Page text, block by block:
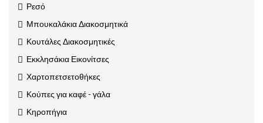
Ρεσό
Μπουκαλάκια Διακοσμητικά
Κουτάλες Διακοσμητικές
Εκκλησάκια Εικονίτσες
Χαρτοπετσετοθήκες
Κούπες για καφέ - γάλα
Κηροπήγια